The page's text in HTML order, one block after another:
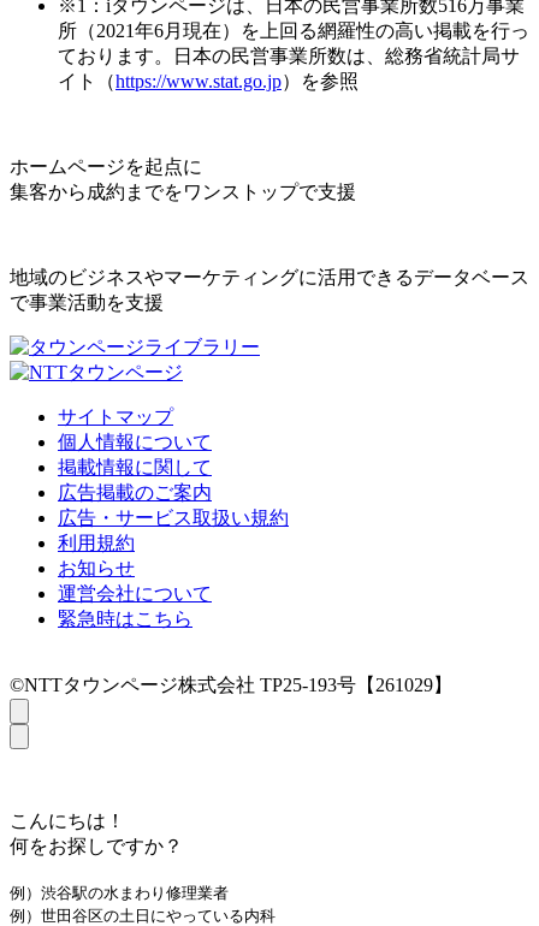
※1：iタウンページは、日本の民営事業所数516万事業
所（2021年6月現在）を上回る網羅性の高い掲載を行っ
ております。日本の民営事業所数は、総務省統計局サ
イト（https://www.stat.go.jp）を参照
ホームページを起点に
集客から成約までをワンストップで支援
地域のビジネスやマーケティングに活用できるデータベース
で事業活動を支援
サイトマップ
個人情報について
掲載情報に関して
広告掲載のご案内
広告・サービス取扱い規約
利用規約
お知らせ
運営会社について
緊急時はこちら
©NTTタウンページ株式会社 TP25-193号【261029】
こんにちは！
何をお探しですか？
例）渋谷駅の水まわり修理業者
例）世田谷区の土日にやっている内科